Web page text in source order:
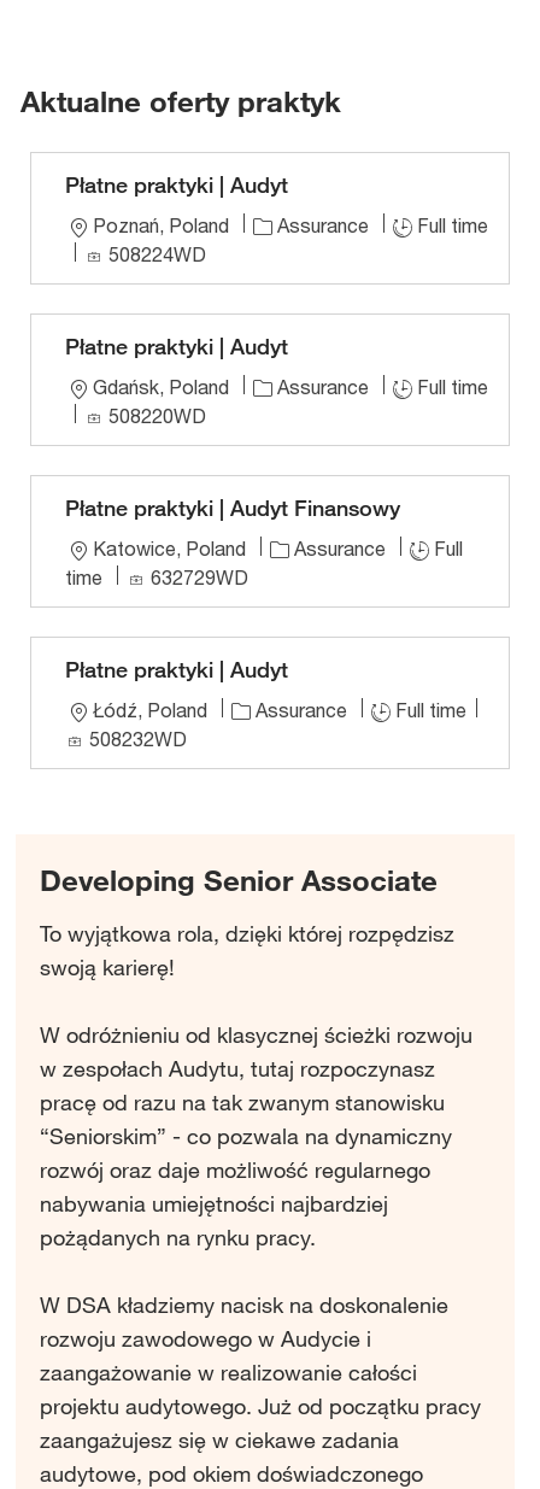
Aktualne oferty praktyk
Płatne praktyki | Audyt
L
c
a
t
o
n
Poznań, Poland Assurance
Full time
J
o
b
I
508224WD
Płatne praktyki | Audyt
L
c
a
t
o
n
Gdańsk, Poland Assurance
Full time
J
o
b
I
508220WD
Płatne praktyki | Audyt Finansowy
L
o
c
a
t
o
n
Katowice, Poland Assurance
Full
time
J
o
b
I
632729WD
Płatne praktyki | Audyt
L
o
c
o
Łódź, Poland Assurance Full time
b
508232WD
Developing Senior Associate
To wyjątkowa rola, dzięki której rozpędzisz
swoją karierę!
W odróżnieniu od klasycznej ścieżki rozwoju
w zespołach Audytu, tutaj rozpoczynasz
pracę od razu na tak zwanym stanowisku
“Seniorskim” - co pozwala na dynamiczny
rozwój oraz daje możliwość regularnego
nabywania umiejętności najbardziej
pożądanych na rynku pracy.
W DSA kładziemy nacisk na doskonalenie
rozwoju zawodowego w Audycie i
zaangażowanie w realizowanie całości
projektu audytowego. Już od początku pracy
zaangażujesz się w ciekawe zadania
audytowe, pod okiem doświadczonego